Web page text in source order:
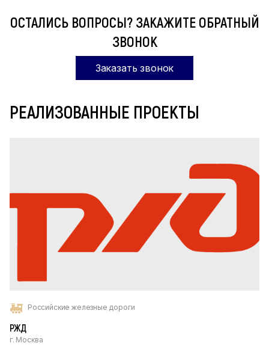
ОСТАЛИСЬ ВОПРОСЫ? ЗАКАЖИТЕ ОБРАТНЫЙ
ЗВОНОК
Заказать звонок
РЕАЛИЗОВАННЫЕ ПРОЕКТЫ
Российские железные дороги
РЖД
г. Москва